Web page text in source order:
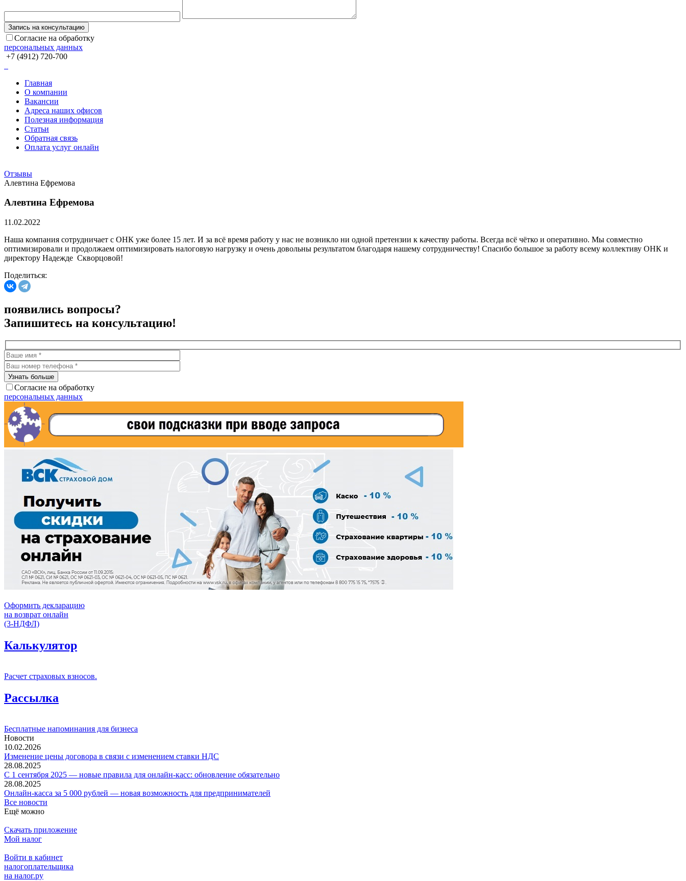
Согласие на обработку
персональных данных
+7 (4912) 720-700
Главная
О компании
Вакансии
Адреса наших офисов
Полезная информация
Статьи
Обратная связь
Оплата услуг онлайн
Отзывы
Алевтина Ефремова
Алевтина Ефремова
11.02.2022
Наша компания сотрудничает с ОНК уже более 15 лет. И за всё время работу у нас не возникло ни одной претензии к качеству работы. Всегда всё чётко и оперативно. Мы совместно
оптимизировали и продолжаем оптимизировать налоговую нагрузку и очень довольны результатом благодаря нашему сотрудничеству! Спасибо большое за работу всему коллективу ОНК и
директору Надежде Скворцовой!
Поделиться:
появились вопросы?
Запишитесь на консультацию!
Согласие на обработку
персональных данных
Оформить декларацию
на возврат онлайн
(3-НДФЛ)
Калькулятор
Расчет страховых взносов.
Рассылка
Бесплатные напоминания для бизнеса
Новости
10.02.2026
Изменение цены договора в связи с изменением ставки НДС
28.08.2025
С 1 сентября 2025 — новые правила для онлайн-касс: обновление обязательно
28.08.2025
Онлайн-касса за 5 000 рублей — новая возможность для предпринимателей
Все новости
Ещё можно
Скачать приложение
Мой налог
Войти в кабинет
налогоплательщика
на налог.ру